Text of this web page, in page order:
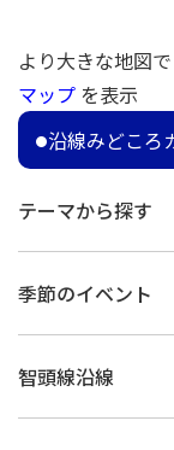
より大きな地図で
マップ を表示
沿線みどころ
テーマから探す
歩く
季節のイベント
智頭線沿線